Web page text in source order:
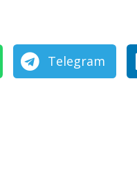
Telegram